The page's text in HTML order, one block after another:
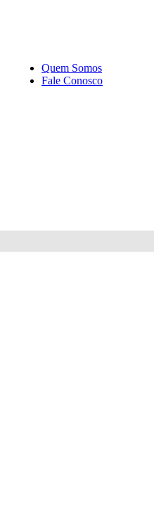
Quem Somos
Fale Conosco